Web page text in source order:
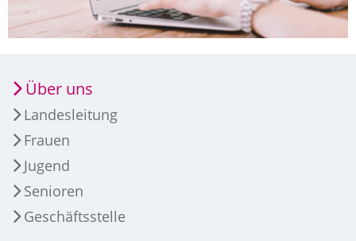
Über uns
Landesleitung
Frauen
Jugend
Senioren
Geschäftsstelle